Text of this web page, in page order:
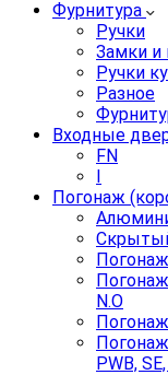
Фурнитура
Ручки
Замки и
Ручки
Разное
Входные
FN
I
Погонаж
Погонаж
Погонаж
N.O
Погонаж
Погонаж
PWB,